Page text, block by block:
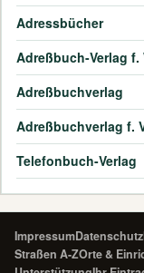
Adressbücher
Adreßbuch-Verlag
Adreßbuchverlag
Adreßbuchverlag f.
Telefonbuch-Verlag
ImpressumDatenschutz
Straßen A-ZOrte &